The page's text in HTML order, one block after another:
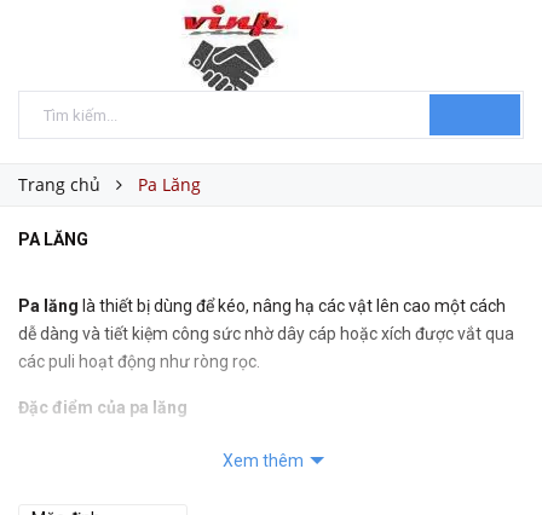
Trang chủ Pa Lăng
PA LĂNG
Pa lăng là thiết bị dùng để kéo, nâng hạ các vật lên cao một cách
dễ dàng và tiết kiệm công sức nhờ dây cáp hoặc xích được vắt qua
các puli hoạt động như ròng rọc.
Đặc điểm của pa lăng
- Vật được nâng hạ theo phương thẳng đứng, gồm các loại pa lăng
Xem thêm